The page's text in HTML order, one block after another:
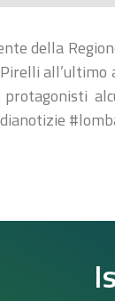
della